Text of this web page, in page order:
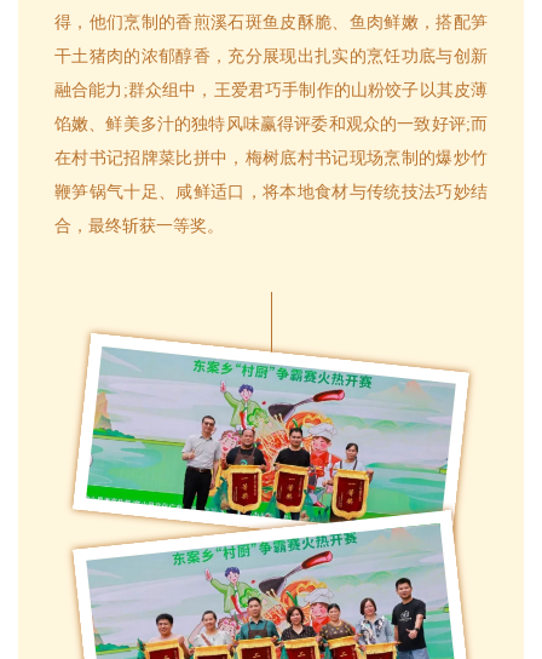
得，他们烹制的香煎溪石斑鱼皮酥脆、鱼肉鲜嫩，搭配笋
干土猪肉的浓郁醇香，充分展现出扎实的烹饪功底与创新
融合能力;群众组中，王爱君巧手制作的山粉饺子以其皮薄
馅嫩、鲜美多汁的独特风味赢得评委和观众的一致好评;而
在村书记招牌菜比拼中，梅树底村书记现场烹制的爆炒竹
鞭笋锅气十足、咸鲜适口，将本地食材与传统技法巧妙结
合，最终斩获一等奖。